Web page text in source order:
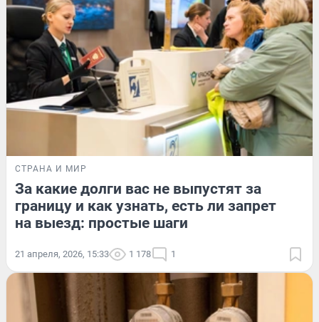
СТРАНА И МИР
За какие долги вас не выпустят за
границу и как узнать, есть ли запрет
на выезд: простые шаги
21 апреля, 2026, 15:33 1 178 1